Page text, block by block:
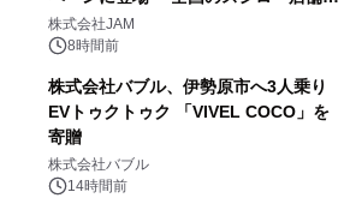
GR 4車種の FUNBOO(ミニカー)付き
メニューが展開されます
株式会社JAM
8時間前
株式会社バブル、伊勢原市へ3人乗り
EVトゥクトゥク 「VIVEL COCO」を
寄贈
株式会社バブル
14時間前